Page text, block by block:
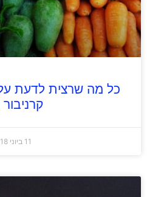
כל מה שרצית לדעת על
קרניבור
11 ביוני 2018